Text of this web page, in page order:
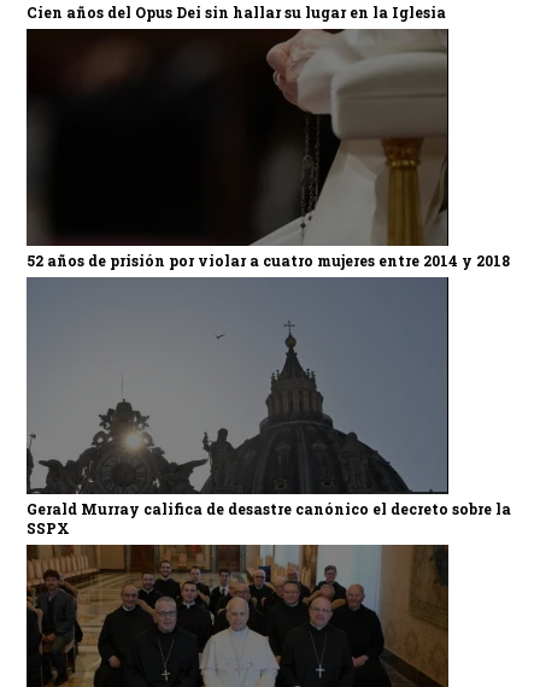
Cien años del Opus Dei sin hallar su lugar en la Iglesia
52 años de prisión por violar a cuatro mujeres entre 2014 y 2018
Gerald Murray califica de desastre canónico el decreto sobre la
SSPX